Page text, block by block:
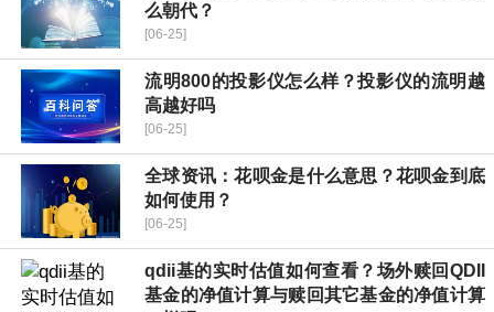
么朝代？
[06-25]
流明800的投影仪怎么样？投影仪的流明越
高越好吗
[06-25]
全球资讯：花呗金是什么意思？花呗金到底
如何使用？
[06-25]
qdii基的实时估值如何查看？场外赎回QDII
基金的净值计算与赎回其它基金的净值计算